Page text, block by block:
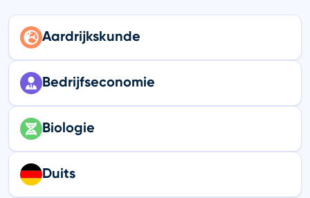
Aardrijkskunde
Bedrijfseconomie
Biologie
Duits